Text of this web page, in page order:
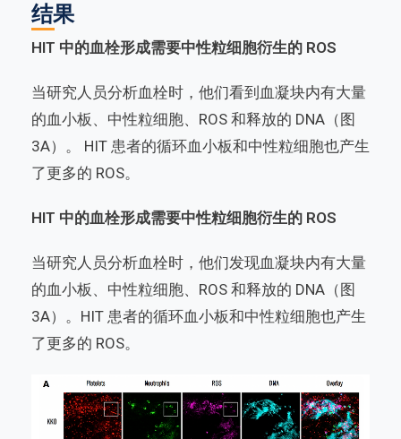
结果
HIT 中的血栓形成需要中性粒细胞衍生的 ROS
当研究人员分析血栓时，他们看到血凝块内有大量
的血小板、中性粒细胞、ROS 和释放的 DNA（图
3A）。 HIT 患者的循环血小板和中性粒细胞也产生
了更多的 ROS。
HIT 中的血栓形成需要中性粒细胞衍生的 ROS
当研究人员分析血栓时，他们发现血凝块内有大量
的血小板、中性粒细胞、ROS 和释放的 DNA（图
3A）。HIT 患者的循环血小板和中性粒细胞也产生
了更多的 ROS。